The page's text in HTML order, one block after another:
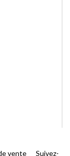
vente Suivez-